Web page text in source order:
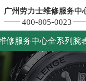
广州劳力士维修服务中
400-805-0023
修服务中心全系列腕
匠心品质